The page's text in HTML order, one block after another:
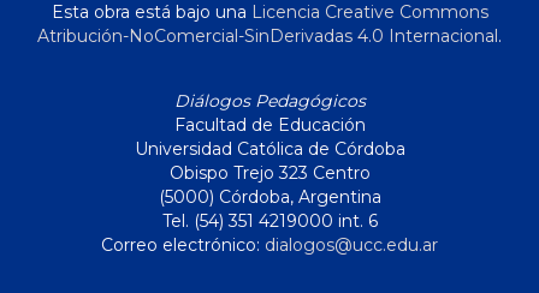
Esta obra está bajo una Licencia Creative Commons
Atribución-NoComercial-SinDerivadas 4.0 Internacional.
Diálogos Pedagógicos
Facultad de Educación
Universidad Católica de Córdoba
Obispo Trejo 323 Centro
(5000) Córdoba, Argentina
Tel. (54) 351 4219000 int. 6
Correo electrónico: dialogos@ucc.edu.ar